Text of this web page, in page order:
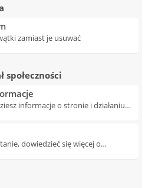
zamiast je usuwać
społeczności
informacje o stronie i działaniu
dowiedzieć się więcej o